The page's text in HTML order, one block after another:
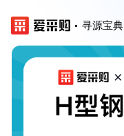
寻源宝典